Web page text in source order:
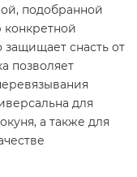
подобранной
конкретной
снасть от
позволяет
для
а также для